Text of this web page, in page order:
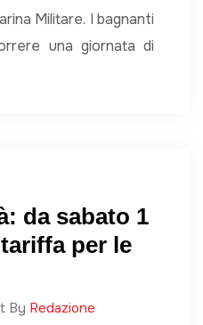
Militare. I bagnanti
una giornata di
da sabato 1
per le
By Redazione